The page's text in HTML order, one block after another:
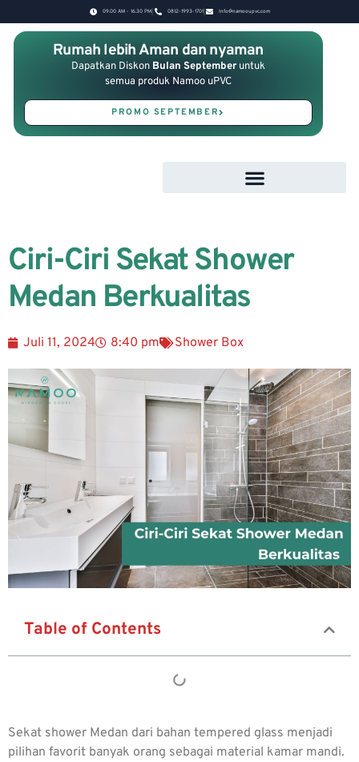
09.00 AM - 16.30 PM 0812-1993-1701 Info@namooupvc.com
Rumah lebih Aman dan nyaman
Dapatkan Diskon Bulan September untuk
semua produk Namoo uPVC
PROMO SEPTEMBER
Ciri-Ciri Sekat Shower
Medan Berkualitas
Juli 11, 2024 8:40 pm Shower Box
Table of Contents
Sekat shower Medan dari bahan tempered glass menjadi
pilihan favorit banyak orang sebagai material kamar mandi.